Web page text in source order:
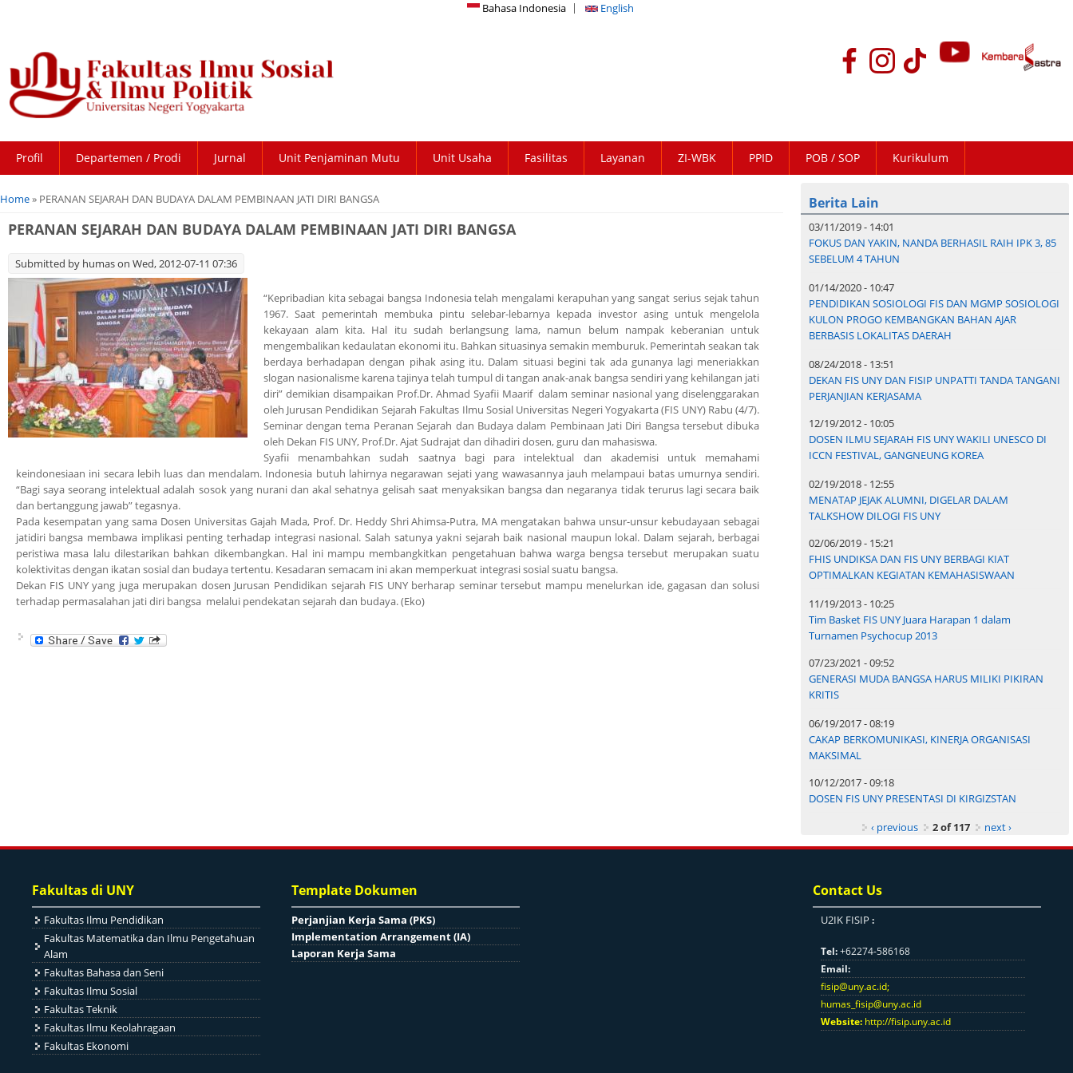
Bahasa Indonesia English
Profil Departemen / Prodi Jurnal Unit Penjaminan Mutu Unit Usaha Fasilitas Layanan ZI-WBK PPID POB / SOP Kurikulum
You are here
Home» PERANAN SEJARAH DAN BUDAYA DALAM PEMBINAAN JATI DIRI BANGSA
PERANAN SEJARAH DAN BUDAYA DALAM PEMBINAAN JATI DIRI BANGSA
Submitted by humason Wed, 2012-07-11 07:36
“Kepribadian kita sebagai bangsa Indonesia telah mengalami kerapuhan yang sangat serius sejak tahun
1967. Saat pemerintah membuka pintu selebar-lebarnya kepada investor asing untuk mengelola
kekayaan alam kita. Hal itu sudah berlangsung lama, namun belum nampak keberanian untuk
mengembalikan kedaulatan ekonomi itu. Bahkan situasinya semakin memburuk. Pemerintah seakan tak
berdaya berhadapan dengan pihak asing itu. Dalam situasi begini tak ada gunanya lagi meneriakkan
slogan nasionalisme karena tajinya telah tumpul di tangan anak-anak bangsa sendiri yang kehilangan jati
diri” demikian disampaikan Prof.Dr. Ahmad Syafii Maarif dalam seminar nasional yang diselenggarakan
oleh Jurusan Pendidikan Sejarah Fakultas Ilmu Sosial Universitas Negeri Yogyakarta (FIS UNY) Rabu (4/7).
Seminar dengan tema Peranan Sejarah dan Budaya dalam Pembinaan Jati Diri Bangsa tersebut dibuka
oleh Dekan FIS UNY, Prof.Dr. Ajat Sudrajat dan dihadiri dosen, guru dan mahasiswa.
Syafii menambahkan sudah saatnya bagi para intelektual dan akademisi untuk memahami
keindonesiaan ini secara lebih luas dan mendalam. Indonesia butuh lahirnya negarawan sejati yang wawasannya jauh melampaui batas umurnya sendiri.
“Bagi saya seorang intelektual adalah sosok yang nurani dan akal sehatnya gelisah saat menyaksikan bangsa dan negaranya tidak terurus lagi secara baik
dan bertanggung jawab” tegasnya.
Pada kesempatan yang sama Dosen Universitas Gajah Mada, Prof. Dr. Heddy Shri Ahimsa-Putra, MA mengatakan bahwa unsur-unsur kebudayaan sebagai
jatidiri bangsa membawa implikasi penting terhadap integrasi nasional. Salah satunya yakni sejarah baik nasional maupun lokal. Dalam sejarah, berbagai
peristiwa masa lalu dilestarikan bahkan dikembangkan. Hal ini mampu membangkitkan pengetahuan bahwa warga bengsa tersebut merupakan suatu
kolektivitas dengan ikatan sosial dan budaya tertentu. Kesadaran semacam ini akan memperkuat integrasi sosial suatu bangsa.
Dekan FIS UNY yang juga merupakan dosen Jurusan Pendidikan sejarah FIS UNY berharap seminar tersebut mampu menelurkan ide, gagasan dan solusi
terhadap permasalahan jati diri bangsa melalui pendekatan sejarah dan budaya. (Eko)
Berita Lain
03/11/2019 - 14:01
FOKUS DAN YAKIN, NANDA BERHASIL RAIH IPK 3, 85
SEBELUM 4 TAHUN
01/14/2020 - 10:47
PENDIDIKAN SOSIOLOGI FIS DAN MGMP SOSIOLOGI
KULON PROGO KEMBANGKAN BAHAN AJAR
BERBASIS LOKALITAS DAERAH
08/24/2018 - 13:51
DEKAN FIS UNY DAN FISIP UNPATTI TANDA TANGANI
PERJANJIAN KERJASAMA
12/19/2012 - 10:05
DOSEN ILMU SEJARAH FIS UNY WAKILI UNESCO DI
ICCN FESTIVAL, GANGNEUNG KOREA
02/19/2018 - 12:55
MENATAP JEJAK ALUMNI, DIGELAR DALAM
TALKSHOW DILOGI FIS UNY
02/06/2019 - 15:21
FHIS UNDIKSA DAN FIS UNY BERBAGI KIAT
OPTIMALKAN KEGIATAN KEMAHASISWAAN
11/19/2013 - 10:25
Tim Basket FIS UNY Juara Harapan 1 dalam
Turnamen Psychocup 2013
07/23/2021 - 09:52
GENERASI MUDA BANGSA HARUS MILIKI PIKIRAN
KRITIS
06/19/2017 - 08:19
CAKAP BERKOMUNIKASI, KINERJA ORGANISASI
MAKSIMAL
10/12/2017 - 09:18
DOSEN FIS UNY PRESENTASI DI KIRGIZSTAN
‹ previous
2 of 117 next ›
Fakultas di UNY
Fakultas Ilmu Pendidikan
Fakultas Matematika dan Ilmu Pengetahuan
Alam
Fakultas Bahasa dan Seni
Fakultas Ilmu Sosial
Fakultas Teknik
Fakultas Ilmu Keolahragaan
Fakultas Ekonomi
Template Dokumen
Perjanjian Kerja Sama (PKS)
Implementation Arrangement (IA)
Laporan Kerja Sama
Contact Us
U2IK FISIP :
Tel:+62274-586168
Email:
fisip@uny.ac.id;
humas_fisip@uny.ac.id
Website: http://fisip.uny.ac.id